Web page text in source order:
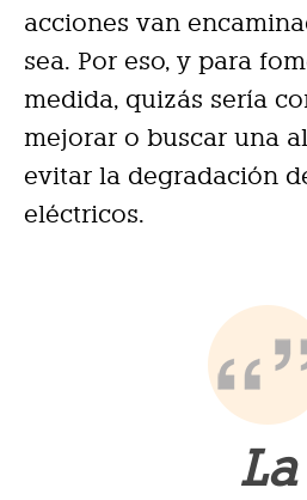
acciones van
sea. Por eso, y para
medida, quizás sería
mejorar o buscar una
evitar la degradación
eléctricos.
La